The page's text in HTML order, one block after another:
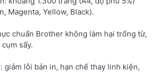
Magenta, Yellow, Black).
chuẩn Brother không làm hại trống từ,
sấy.
giảm lỗi bản in, hạn chế thay linh kiện,